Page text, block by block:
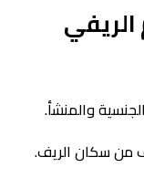
والمنشأ.
من سكان الريف.